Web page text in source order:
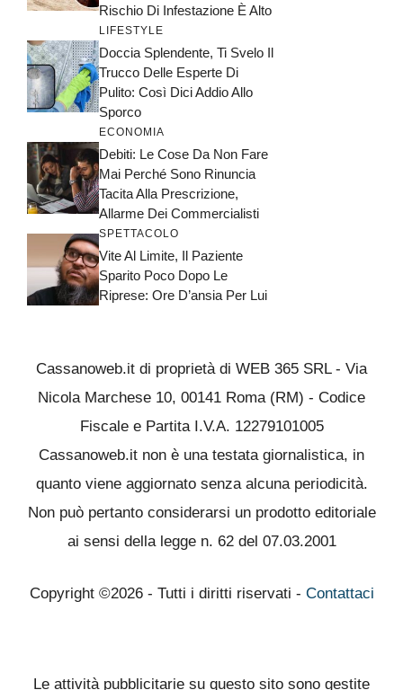
Rischio Di Infestazione È Alto
LIFESTYLE
Doccia Splendente, Ti Svelo Il
Trucco Delle Esperte Di
Pulito: Così Dici Addio Allo
Sporco
ECONOMIA
Debiti: Le Cose Da Non Fare
Mai Perché Sono Rinuncia
Tacita Alla Prescrizione,
Allarme Dei Commercialisti
SPETTACOLO
Vite Al Limite, Il Paziente
Sparito Poco Dopo Le
Riprese: Ore D’ansia Per Lui
Cassanoweb.it di proprietà di WEB 365 SRL - Via
Nicola Marchese 10, 00141 Roma (RM) - Codice
Fiscale e Partita I.V.A. 12279101005
Cassanoweb.it non è una testata giornalistica, in
quanto viene aggiornato senza alcuna periodicità.
Non può pertanto considerarsi un prodotto editoriale
ai sensi della legge n. 62 del 07.03.2001
Copyright ©2026 - Tutti i diritti riservati - Contattaci
Le attività pubblicitarie su questo sito sono gestite